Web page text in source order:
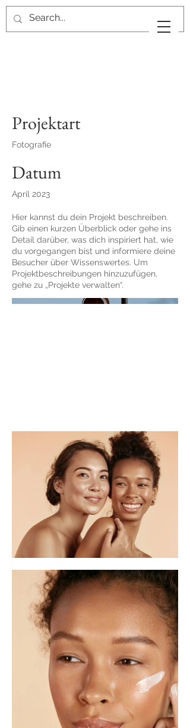
Projektart
Fotografie
Datum
April 2023
Hier kannst du dein Projekt beschreiben.
Gib einen kurzen Überblick oder gehe ins
Detail darüber, was dich inspiriert hat, wie
du vorgegangen bist und informiere deine
Besucher über Wissenswertes. Um
Projektbeschreibungen hinzuzufügen,
gehe zu „Projekte verwalten“.